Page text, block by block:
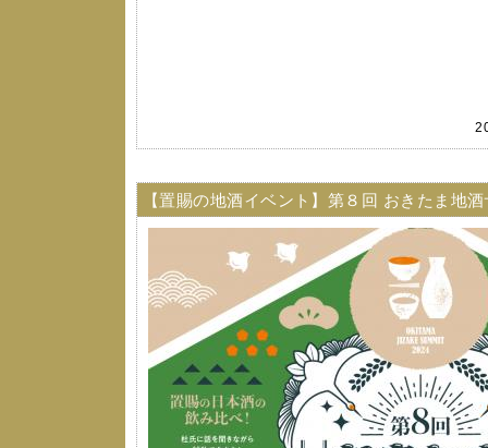
【置賜の地酒イベント】第８回 おきたま地